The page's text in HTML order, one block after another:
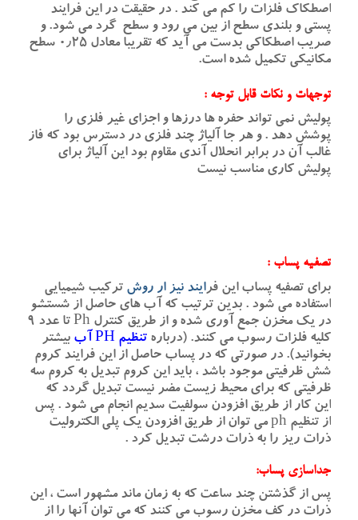
اصطکاک فلزات را کم می کند . در حقیقت در این فرایند
پستی و بلندی سطح از بین می رود و سطح گرد می شود. و
صریب اصطکاکی بدست می آید که تقریبا معادل ۰٫۲۵ سطح
مکانیکی تکمیل شده است.
توجهات و نکات قابل توجه :
پولیش نمی تواند حفره ها درزها و اجزای غیر فلزی را
پوشش دهد . و هر جا آلیاژ چند فلزی در دسترس بود که فاز
غالب آن در برابر انحلال آندی مقاوم بود این آلیاژ برای
پولیش کاری مناسب نیست
تصفیه پساب :
برای تصفیه پساب این فرایند نیز ار روش ترکیب شیمیایی
استفاده می شود . بدین ترتیب که آب های حاصل از شستشو
در یک مخزن جمع آوری شده و از طریق کنترل Ph تا عدد ۹
کلیه فلزات رسوب می کنند. (درباره تنظیم PH آب
بیشتر
بخوانید). در صورتی که در پساب حاصل از این فرایند کروم
شش ظرفیتی موجود باشد ، باید این کروم تبدیل به کروم سه
ظرفیتی که برای محیط زیست مضر نیست تبدیل گردد که
این کار از طریق افزودن سولفیت سدیم انجام می شود . پس
از تنظیم ph می توان از طریق افزودن یک پلی الکترولیت
ذرات ریز را به ذرات درشت تبدیل کرد .
جداسازی پساب:
پس از گذشتن چند ساعت که به زمان ماند مشهور است ، این
ذرات در کف مخزن رسوب می کنند که می توان آنها را از